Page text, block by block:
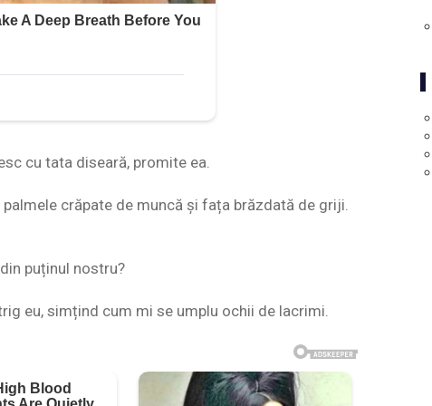
cu tata diseară, promite ea.
crăpate de muncă și fața brăzdată de griji.
puținul nostru?
eu, simțind cum mi se umplu ochii de lacrimi.